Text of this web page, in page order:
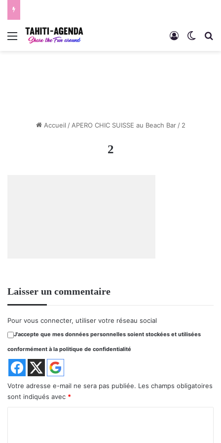
Menu Connexion
Accueil / APERO CHIC SUISSE au Beach Bar / 2
2
Laisser un commentaire
Pour vous connecter, utiliser votre réseau social
J'accepte que mes données personnelles soient stockées et utilisées
conformément à la politique de confidentialité
Votre adresse e-mail ne sera pas publiée. Les champs obligatoires
sont indiqués avec *